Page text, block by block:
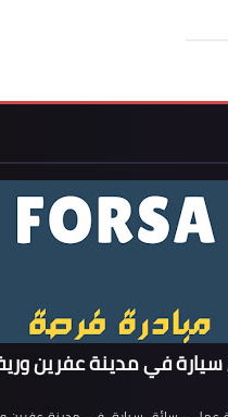
في مدينة عفرين